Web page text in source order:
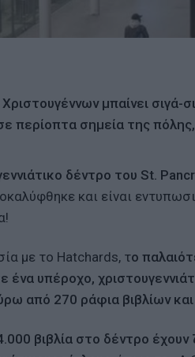
μπαίνει σιγά-
περίοπτα σημεία της
δέντρο του St.
και είναι
με το Hatchards, το
ένα υπέροχο,
από 270 ράφια βιβλίων
βιβλία στο δέντρο